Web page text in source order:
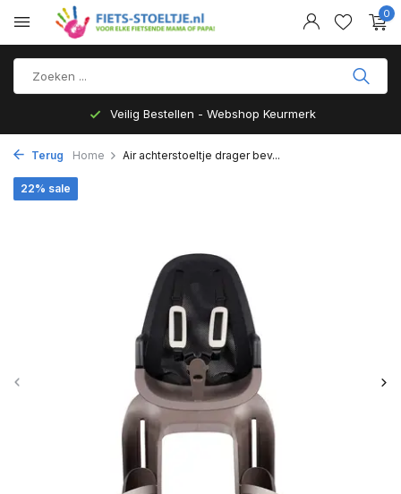
0
Veilig Bestellen - Webshop Keurmerk
Terug Home Air achterstoeltje drager bev...
22% sale